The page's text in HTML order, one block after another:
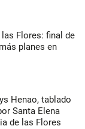
Flores: final de
planes en
Henao, tablado
Santa Elena
de las Flores